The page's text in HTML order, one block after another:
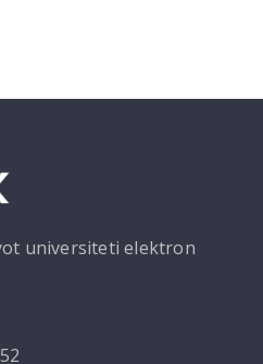
universiteti elektron